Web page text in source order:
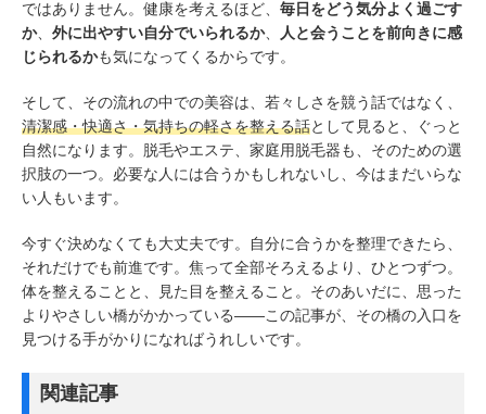
ではありません。健康を考えるほど、 毎日をどう気分よく過ごす
か、 外に出やすい自分でいられるか、
人と会うことを前向きに感
じられるかも気になってくるからです。
そして、その流れの中での美容は、若々しさを競う話ではなく、
清潔感・快適さ・気持ちの軽さを整える話として見ると、ぐっと
自然になります。脱毛やエステ、家庭用脱毛器も、そのための選
択肢の一つ。必要な人には合うかもしれないし、今はまだいらな
い人もいます。
今すぐ決めなくても大丈夫です。自分に合うかを整理できたら、
それだけでも前進です。焦って全部そろえるより、ひとつずつ。
体を整えることと、見た目を整えること。そのあいだに、思った
よりやさしい橋がかかっている――この記事が、その橋の入口を
見つける手がかりになればうれしいです。
関連記事